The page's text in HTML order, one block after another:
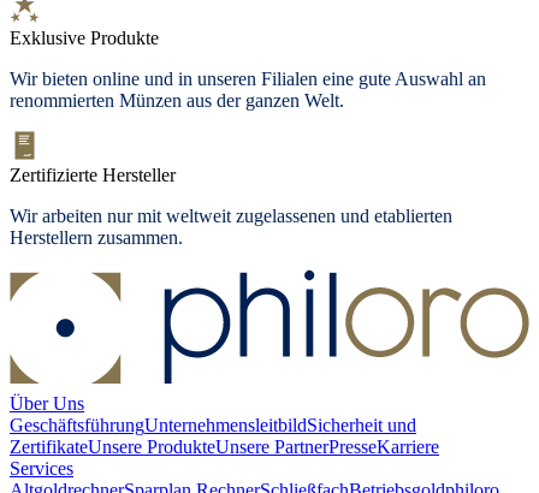
Exklusive Produkte
Wir bieten online und in unseren Filialen eine gute Auswahl an
renommierten Münzen aus der ganzen Welt.
Zertifizierte Hersteller
Wir arbeiten nur mit weltweit zugelassenen und etablierten
Herstellern zusammen.
Über Uns
GeschäftsführungUnternehmensleitbildSicherheit und
ZertifikateUnsere ProdukteUnsere PartnerPresseKarriere
Services